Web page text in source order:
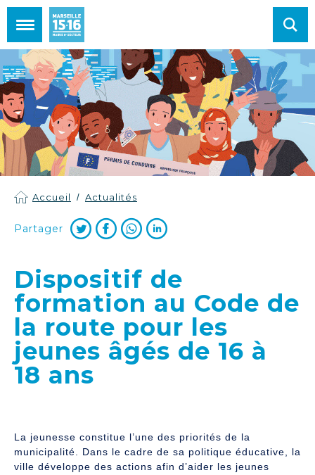
Accueil Actualités
Partager
Dispositif de
formation au Code de
la route pour les
jeunes âgés de 16 à
18 ans
La jeunesse constitue l’une des priorités de la
municipalité. Dans le cadre de sa politique éducative, la
ville développe des actions afin d’aider les jeunes